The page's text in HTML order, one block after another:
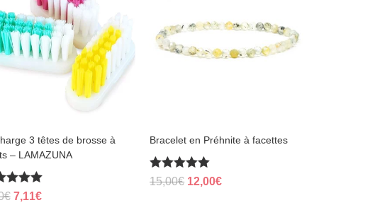
3 têtes de brosse à
– LAMAZUNA
€ Original
7,11€Current
Bracelet en Préhnite à facettes
Rated
5.00
15,00€ Original
12,00€Current